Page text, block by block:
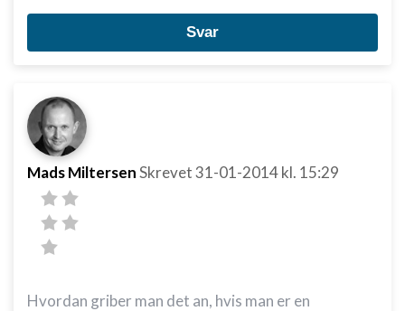
Svar
Mads MiltersenSkrevet31-01-2014kl. 15:29
Hvordan griber man det an, hvis man er en